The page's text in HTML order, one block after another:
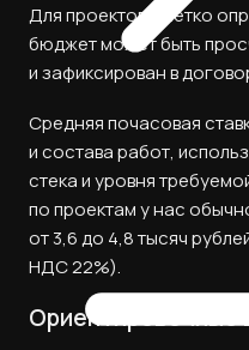
Для проектов с четко
бюджет может быть
и зафиксирован в
Средняя почасовая
и состава работ,
стека и уровня
по проектам у нас
от 3,6 до 4,8 тысяч
НДС 22%).
Ориентировочные